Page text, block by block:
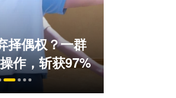
择偶权？一群
作，斩获97%